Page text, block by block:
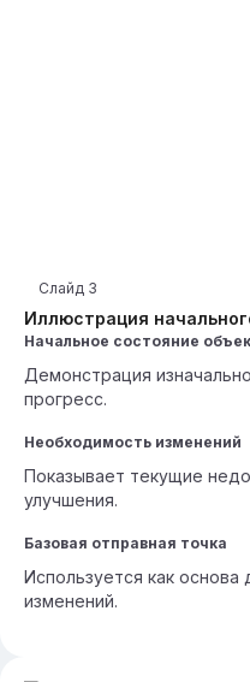
Иллюстрация
Слайд 3
Начальное состояние
Демонстрация
прогресс.
Необходимость изменений
Показывает текущие
улучшения.
Базовая отправная точка
Используется как
изменений.